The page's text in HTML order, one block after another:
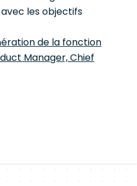
les objectifs
de la fonction
Manager, Chief